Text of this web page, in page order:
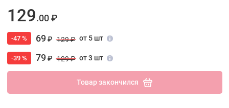
129.00 ₽
-47 % 69₽ 129 ₽ от 5 шт
-39 % 79₽ 129 ₽ от 3 шт
Товар закончился